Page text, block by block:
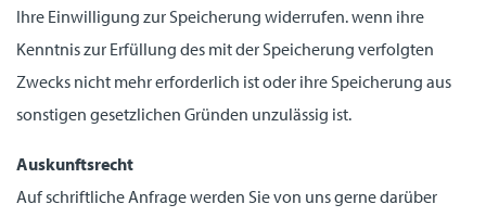
Ihre Einwilligung zur Speicherung widerrufen. wenn ihre
Kenntnis zur Erfüllung des mit der Speicherung verfolgten
Zwecks nicht mehr erforderlich ist oder ihre Speicherung aus
sonstigen gesetzlichen Gründen unzulässig ist.
Auskunftsrecht
Auf schriftliche Anfrage werden Sie von uns gerne darüber